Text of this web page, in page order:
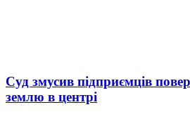
Суд змусив підприємців
землю в центрі